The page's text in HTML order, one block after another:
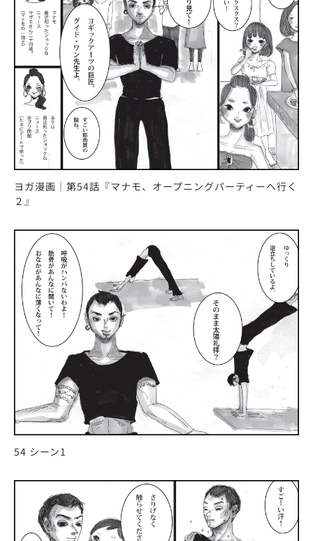
ヨガ漫画｜第54話『マナモ、オープニングパーティーへ行く
２』
54 シーン1